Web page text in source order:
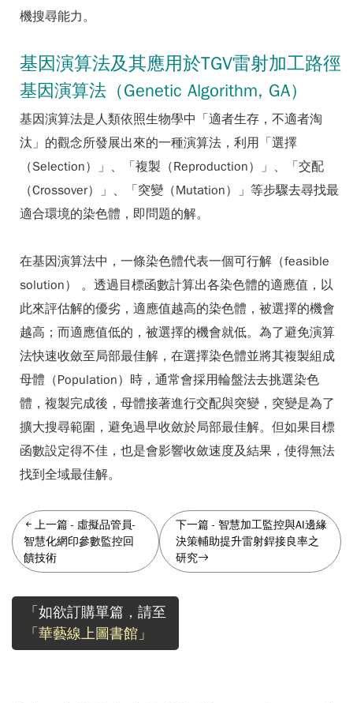
機搜尋能力。
基因演算法及其應用於TGV雷射加工路徑
基因演算法（Genetic Algorithm, GA）
基因演算法是人類依照生物學中「適者生存，不適者淘
汰」的觀念所發展出來的一種演算法，利用「選擇
（Selection）」、「複製（Reproduction）」、「交配
（Crossover）」、「突變（Mutation）」等步驟去尋找最
適合環境的染色體，即問題的解。
在基因演算法中，一條染色體代表一個可行解（feasible
solution） 。透過目標函數計算出各染色體的適應值，以
此來評估解的優劣，適應值越高的染色體，被選擇的機會
越高；而適應值低的，被選擇的機會就低。為了避免演算
法快速收斂至局部最佳解，在選擇染色體並將其複製組成
母體（Population）時，通常會採用輪盤法去挑選染色
體，複製完成後，母體接著進行交配與突變，突變是為了
擴大搜尋範圍，避免過早收斂於局部最佳解。但如果目標
函數設定得不佳，也是會影響收斂速度及結果，使得無法
找到全域最佳解。
上一篇 - 虛擬品管員-
智慧化網印參數監控回
饋技術
下一篇 -智慧加工監控與AI邊緣
決策輔助提升雷射銲接良率之
研究
「如欲訂購單篇，請至
「華藝線上圖書館」